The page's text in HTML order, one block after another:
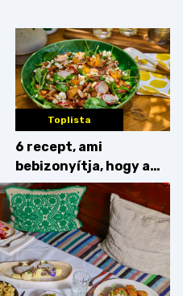
érdemes enni mellé?
Toplista
6 recept, ami
bebizonyítja, hogy a
barack húsok mellé is
zseniális